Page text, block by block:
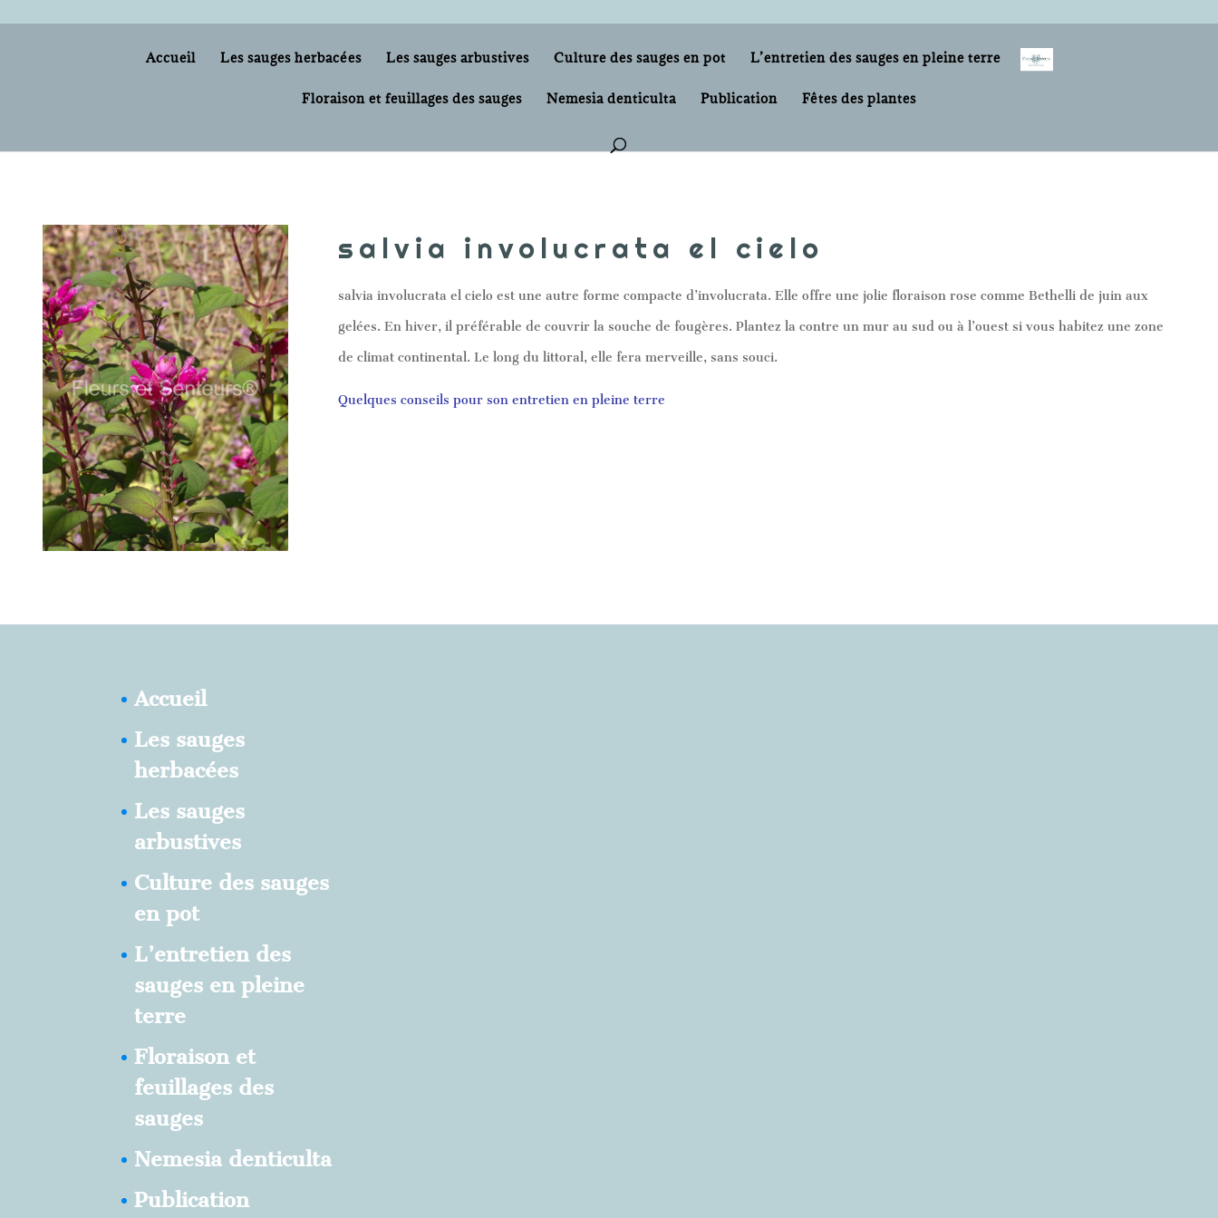
Accueil Les sauges herbacées Les sauges arbustives Culture des sauges en pot L’entretien des sauges en pleine terre
Floraison et feuillages des sauges Nemesia denticulta Publication Fêtes des plantes
salvia involucrata el cielo
salvia involucrata el cielo est une autre forme compacte d’involucrata. Elle offre une jolie floraison rose comme Bethelli de juin aux
gelées. En hiver, il préférable de couvrir la souche de fougères. Plantez la contre un mur au sud ou à l’ouest si vous habitez une zone
de climat continental. Le long du littoral, elle fera merveille, sans souci.
Quelques conseils pour son entretien en pleine terre
Accueil
Les sauges
herbacées
Les sauges
arbustives
Culture des sauges
en pot
L’entretien des
sauges en pleine
terre
Floraison et
feuillages des
sauges
Nemesia denticulta
Publication